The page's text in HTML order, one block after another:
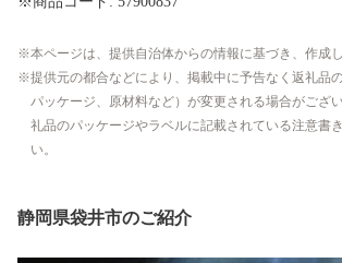
本ページは、提供自治体からの情報に基づき、作成し
提供元の都合などにより、掲載中に予告なく返礼品
パッケージ、原材料など）が変更される場合がござ
礼品のパッケージやラベルに記載されている注意書
い。
静岡県袋井市のご紹介